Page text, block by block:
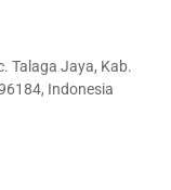
Talaga Jaya, Kab.
Indonesia